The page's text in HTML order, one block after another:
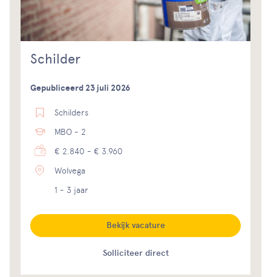
Schilder
Gepubliceerd 23 juli 2026
Schilders
MBO - 2
€ 2.840 - € 3.960
Wolvega
1 - 3 jaar
Solliciteer direct
Bekijk vacature